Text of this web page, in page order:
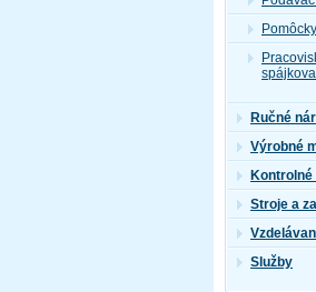
Pomôcky
Ručné
Výrobné
Stroje a
Služby